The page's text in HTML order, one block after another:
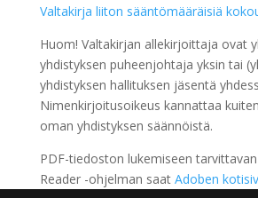
Valtakirja liiton sääntömääräisiä
Huom! Valtakirjan allekirjoittaja ovat
yhdistyksen puheenjohtaja yksin tai
yhdistyksen hallituksen jäsentä
Nimenkirjoitusoikeus kannattaa
oman yhdistyksen säännöistä.
PDF-tiedoston lukemiseen
Reader -ohjelman saat Adoben